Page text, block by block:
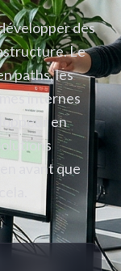
des
Le
paths, les
internes
en
avant que